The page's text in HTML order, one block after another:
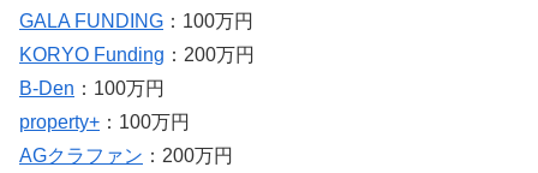
GALA FUNDING ：100万円
KORYO Funding ：200万円
B-Den ：100万円
property+ ：100万円
AGクラファン ：200万円